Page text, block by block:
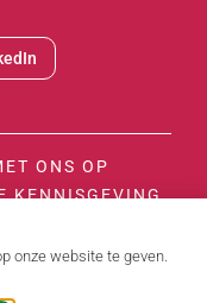
ONS OP
KENNISGEVING
onze website te geven.